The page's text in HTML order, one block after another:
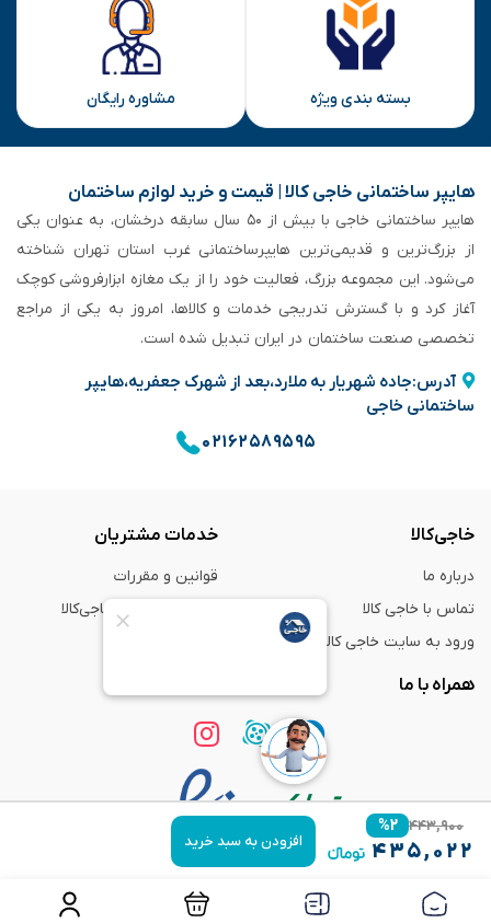
۴۴۳,۹۰۰ ۲%
۴۳۵,۰۲۲ افزودن به سبد خرید
بسته بندی ویژه مشاوره رایگان
هایپر ساختمانی خاجی‌ کالا | قیمت و خرید لوازم ساختمان
هایپر ساختمانی خاجی‌ با بیش از ۵۰ سال سابقه‌ درخشان، به عنوان یکی
از بزرگ‌ترین و قدیمی‌ترین هایپرساختمانی‌ غرب استان تهران شناخته
می‌شود. این مجموعه بزرگ، فعالیت خود را از یک مغازه ابزارفروشی کوچک
آغاز کرد و با گسترش تدریجی خدمات و کالاها، امروز به یکی از مراجع
تخصصی صنعت ساختمان در ایران تبدیل شده است.
آدرس:جاده شهریار به ملارد،بعد از شهرک جعفریه،هایپر
ساختمانی خاجی
۰۲۱۶۲۵۸۹۵۹۵
خاجی‌کالا
درباره ما
تماس با خاجی کالا
ورود به سایت خاجی‌ کالا
خدمات مشتریان
قوانین و مقررات
راهنمای خرید از خاجی‌کالا
همراه با ما
استفاده از مطالب فروشگاه اینترنتی خاجی‌ کالا فقط برای مقاصد غیر تجاری و با ذکر